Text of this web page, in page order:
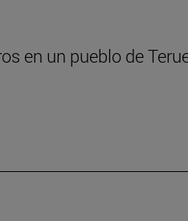
en un pueblo de